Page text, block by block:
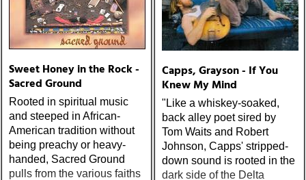
Sweet Honey in the Rock -
Sacred Ground
Rooted in spiritual music
and steeped in African-
American tradition without
being preachy or heavy-
handed, Sacred Ground
pulls from the various faiths
Capps, Grayson - If You
Knew My Mind
"Like a whiskey-soaked,
back alley poet sired by
Tom Waits and Robert
Johnson, Capps' stripped-
down sound is rooted in the
dark side of the Delta